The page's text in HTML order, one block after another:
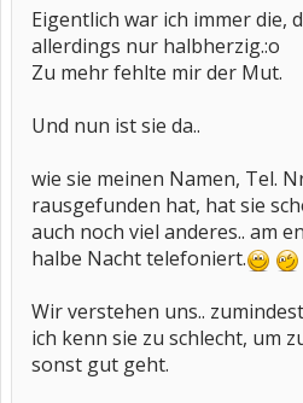
Eigentlich war ich immer die,
allerdings nur halbherzig.:o
Zu mehr fehlte mir der Mut.
Und nun ist sie da..
wie sie meinen Namen, Tel.
rausgefunden hat, hat sie
auch noch viel anderes.. am
halbe Nacht telefoniert.
Wir verstehen uns..
ich kenn sie zu schlecht, um
sonst gut geht.